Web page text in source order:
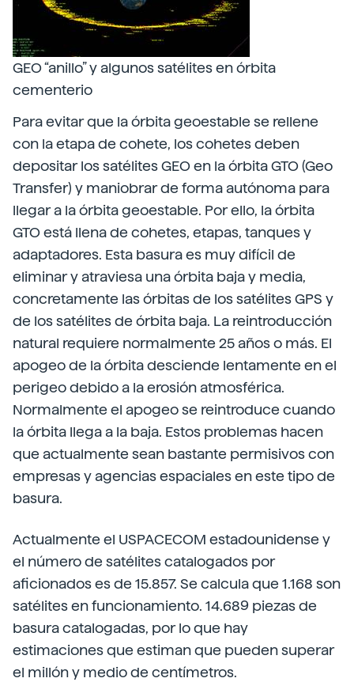
GEO “anillo” y algunos satélites en órbita
cementerio
Para evitar que la órbita geoestable se rellene
con la etapa de cohete, los cohetes deben
depositar los satélites GEO en la órbita GTO (Geo
Transfer) y maniobrar de forma autónoma para
llegar a la órbita geoestable. Por ello, la órbita
GTO está llena de cohetes, etapas, tanques y
adaptadores. Esta basura es muy difícil de
eliminar y atraviesa una órbita baja y media,
concretamente las órbitas de los satélites GPS y
de los satélites de órbita baja. La reintroducción
natural requiere normalmente 25 años o más. El
apogeo de la órbita desciende lentamente en el
perigeo debido a la erosión atmosférica.
Normalmente el apogeo se reintroduce cuando
la órbita llega a la baja. Estos problemas hacen
que actualmente sean bastante permisivos con
empresas y agencias espaciales en este tipo de
basura.
Actualmente el USPACECOM estadounidense y
el número de satélites catalogados por
aficionados es de 15.857. Se calcula que 1.168 son
satélites en funcionamiento. 14.689 piezas de
basura catalogadas, por lo que hay
estimaciones que estiman que pueden superar
el millón y medio de centímetros.